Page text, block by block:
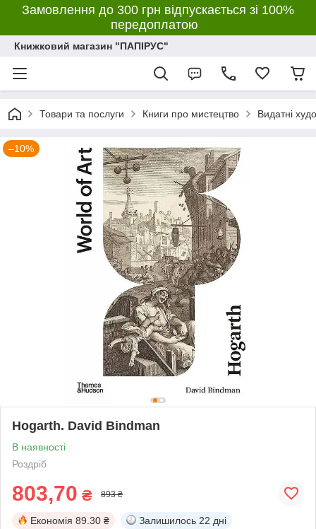
Замовлення до 300 грн відпускається зі 100%
передоплатою
Книжковий магазин "ПАПІРУС"
Товари та послуги Книги про мистецтво Видатні
–10%
Hogarth. David Bindman
В наявності
Роздріб
803,70 ₴ 893 ₴
Економія 89.30 ₴ Залишилось 22 дні